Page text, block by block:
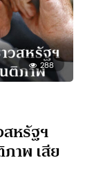
288
หรัฐฯ
าพ เสีย